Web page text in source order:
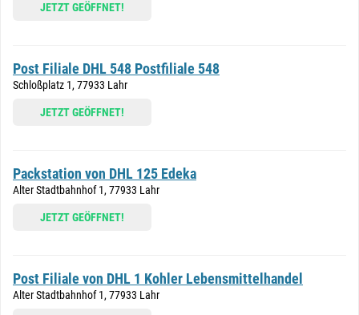
JETZT GEÖFFNET!
Post Filiale DHL 548 Postfiliale 548
Schloßplatz 1, 77933 Lahr
JETZT GEÖFFNET!
Packstation von DHL 125 Edeka
Alter Stadtbahnhof 1, 77933 Lahr
JETZT GEÖFFNET!
Post Filiale von DHL 1 Kohler Lebensmittelhandel
Alter Stadtbahnhof 1, 77933 Lahr